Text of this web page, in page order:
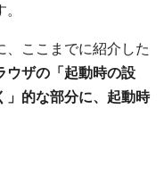
、ここまでに紹介した
ウザの「起動時の設
」的な部分に、起動時